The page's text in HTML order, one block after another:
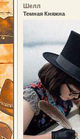
Шелл
Темная Княжна